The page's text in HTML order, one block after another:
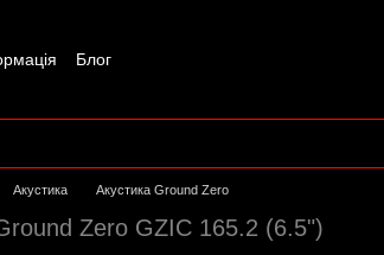
Блог
Акустика Акустика Ground Zero
Zero GZIC 165.2 (6.5")